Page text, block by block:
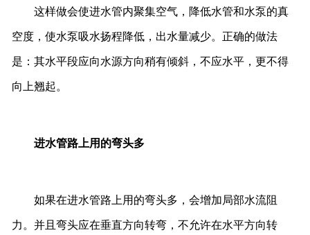
这样做会使进水管内聚集空气，降低水管和水泵的真
空度，使水泵吸水扬程降低，出水量减少。正确的做法
是：其水平段应向水源方向稍有倾斜，不应水平，更不得
向上翘起。
进水管路上用的弯头多
如果在进水管路上用的弯头多，会增加局部水流阻
力。并且弯头应在垂直方向转弯，不允许在水平方向转